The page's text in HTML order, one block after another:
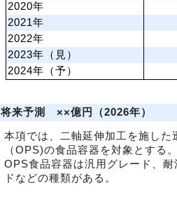
2020年
2021年
2022年
2023年（見）
2024年（予）
将来予測 ××億円（2026年）
本項では、二軸延伸加工を施した
（OPS)の食品容器を対象とする。
OPS食品容器は汎用グレード、
ドなどの種類がある。